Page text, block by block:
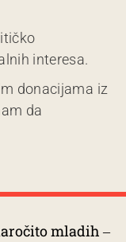
interesa.
donacijama iz
da
mladih ‒